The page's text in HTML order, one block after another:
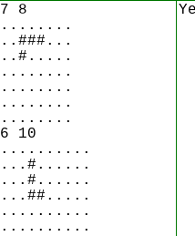
7 8
........
..###...
..#.....
........
........
........
........
6 10
..........
...#......
...#......
...##.....
..........
..........